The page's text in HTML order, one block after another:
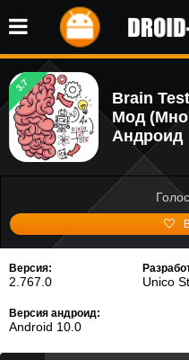
3.7
Brain
Мод
Андроид
Версия:
2.767.0 Unico
Версия андроид:
Android 10.0